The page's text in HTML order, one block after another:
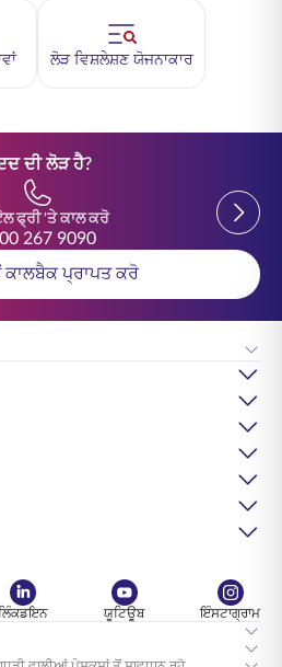
ਲੋੜ ਵਿਸ਼ਲੇਸ਼ਣ ਯੋਜਨਾਕਾਰ
ਦੀ ਲੋੜ ਹੈ?
ਫ੍ਰੀ 'ਤੇ ਕਾਲ ਕਰੋ
267 9090
Previous
ਕਾਲਬੈਕ ਪ੍ਰਾਪਤ ਕਰੋ
ਯੂਟਿਊਬ
ਇੰਸਟਾਗ੍ਰਾਮ